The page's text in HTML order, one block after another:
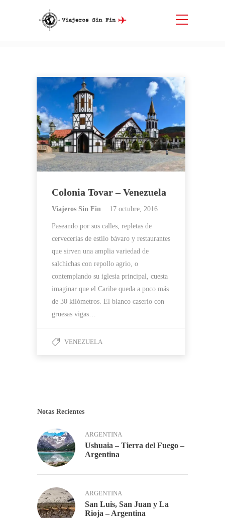
Etiqueta: Colonia Tovar
Colonia Tovar – Venezuela
Viajeros Sin Fin 17 octubre, 2016
Paseando por sus calles, repletas de
cervecerías de estilo bávaro y restaurantes
que sirven una amplia variedad de
salchichas con repollo agrio, o
contemplando su iglesia principal, cuesta
imaginar que el Caribe queda a poco más
de 30 kilómetros. El blanco caserío con
gruesas vigas…
VENEZUELA
Notas Recientes
ARGENTINA
Ushuaia – Tierra del Fuego –
Argentina
ARGENTINA
San Luis, San Juan y La
Rioja – Argentina